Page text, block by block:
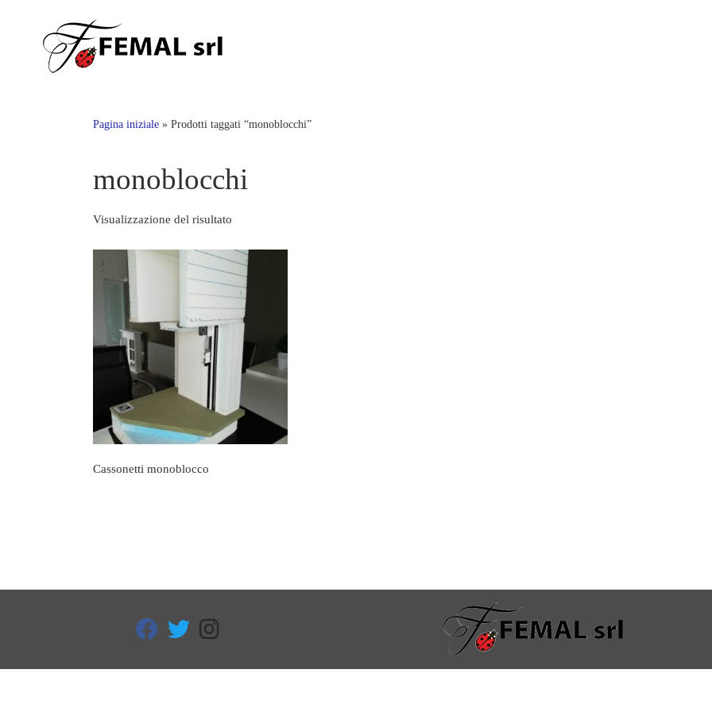
Pagina iniziale » Prodotti taggati “monoblocchi”
monoblocchi
Visualizzazione del risultato
Cassonetti monoblocco
fab fa-facebook
fab fa-twitter